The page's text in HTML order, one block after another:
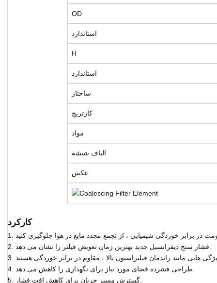
OD
استاندارد
H
استاندارد
ساختار
کارتریج
مواد
الیاف شیشه
عکس
کارکرد